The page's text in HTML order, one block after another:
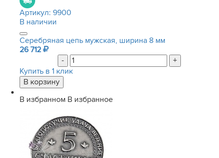
Артикул: 9900
В наличии
Серебряная цепь мужская, ширина 8 мм
26 712
-
+
Купить в 1 клик
В избранном В избранное